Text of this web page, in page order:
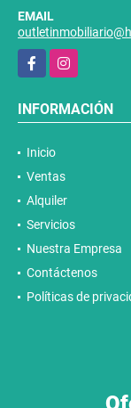
EMAIL
FacebookInstagram
INFORMACIÓN
Inicio
Ventas
Alquiler
Servicios
Nuestra Empresa
Contáctenos
Políticas de